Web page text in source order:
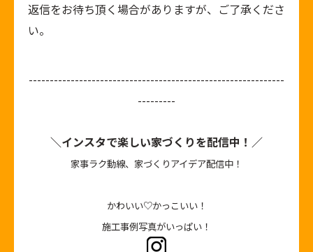
返信をお待ち頂く場合がありますが、ご了承くださ
い。
-------------------------------------------------------------
---------
＼インスタで楽しい家づくりを配信中！／
家事ラク動線、家づくりアイデア配信中！
かわいい♡かっこいい！
施工事例写真がいっぱい！